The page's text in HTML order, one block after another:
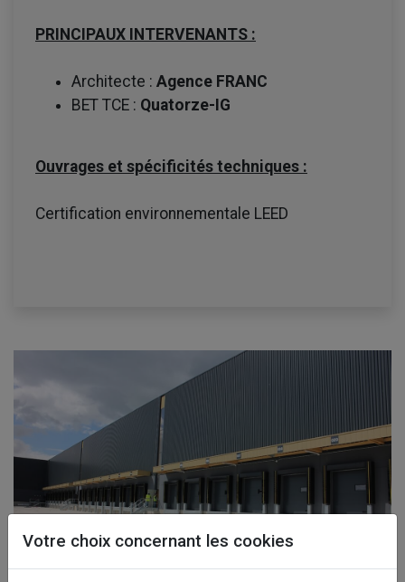
PRINCIPAUX INTERVENANTS :
Architecte : Agence FRANC
BET TCE : Quatorze-IG
Ouvrages et spécificités techniques :
Certification environnementale LEED
Votre choix concernant les cookies